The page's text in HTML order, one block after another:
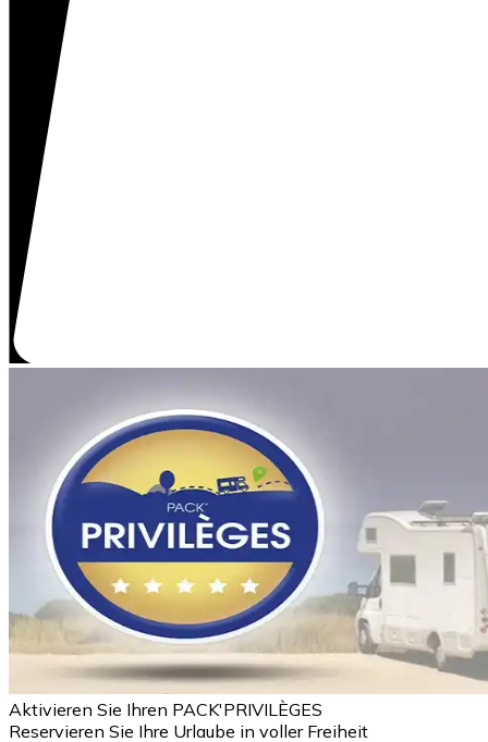
Aktivieren Sie Ihren PACK'PRIVILÈGES
Reservieren Sie Ihre Urlaube in voller Freiheit